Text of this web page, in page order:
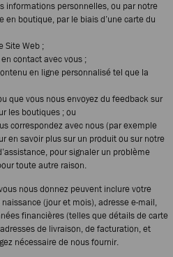
informations personnelles, ou par notre
boutique, par le biais d’une carte du
Site Web ;
contact avec vous ;
en ligne personnalisé tel que la
que vous nous envoyez du feedback sur
les boutiques ; ou
correspondez avec nous (par exemple
en savoir plus sur un produit ou sur notre
pour signaler un problème
toute autre raison.
nous donnez peuvent inclure votre
(jour et mois), adresse e-mail,
financières (telles que détails de carte
de livraison, de facturation, et
nécessaire de nous fournir.